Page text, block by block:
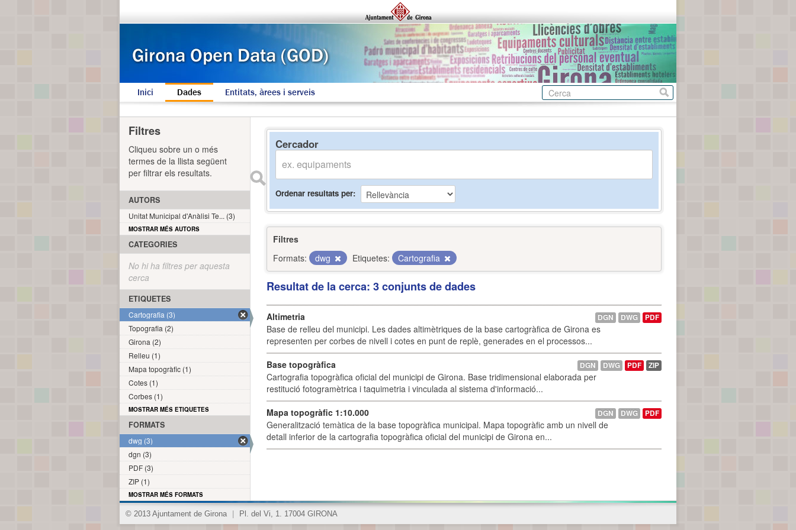
Inici Dades Entitats, àrees i serveis
Cercador
Ordenar resultats per
Filtres
Formats:
dwg Etiquetes: Cartografia
Resultat de la cerca: 3 conjunts de dades
Altimetria
Base de relleu del municipi. Les dades altimètriques de la base cartogràfica de Girona es
representen per corbes de nivell i cotes en punt de replè, generades en el processos...
DGN DWG PDF
Base topogràfica
Cartografia topogràfica oficial del municipi de Girona. Base tridimensional elaborada per
restitució fotogramètrica i taquimetria i vinculada al sistema d'informació...
DGN DWG PDF ZIP
Mapa topogràfic 1:10.000
Generalització temàtica de la base topogràfica municipal. Mapa topogràfic amb un nivell de
detall inferior de la cartografia topogràfica oficial del municipi de Girona en...
DGN DWG PDF
Filtres
Cliqueu sobre un o més
termes de la llista següent
per filtrar els resultats.
AUTORS
Unitat Municipal d'Anàlisi Te... (3)
MOSTRAR MÉS AUTORS
CATEGORIES
No hi ha filtres per aquesta
cerca
ETIQUETES
Cartografia (3)
Topografia (2)
Girona (2)
Relleu (1)
Mapa topogràfic (1)
Cotes (1)
Corbes (1)
MOSTRAR MÉS ETIQUETES
FORMATS
dwg (3)
dgn (3)
PDF (3)
ZIP (1)
MOSTRAR MÉS FORMATS
© 2013 Ajuntament de Girona Pl. del Vi, 1. 17004 GIRONA